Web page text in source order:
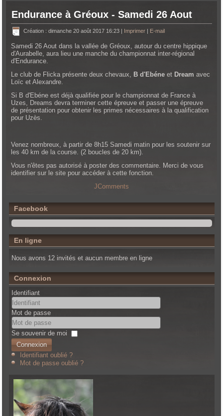
Endurance à Gréoux - Samedi 26 Aout
Création : dimanche 20 août 2017 16:23 | Imprimer | E-mail
Samedi 26 Aout dans la vallée de Gréoux, autour du centre hippique
d'Aurabelle, aura lieu une manche du championnat inter-régional
d'Endurance.
Le club de Flicka présente deux chevaux, B d'Ebéne et Dream avec
Loïc et Alexandre.
Si B d'Ebéne est déjà qualifiée pour le championnat de France à
Uzes, Dreams devra terminer cette épreuve et passer une épreuve
de présentation pour obtenir les primes nécessaires à la qualification
pour Uzès.
Venez nombreux, à partir de 8h15 Samedi matin pour les soutenir sur
les 40 km de la course. (2 boucles de 20 km).
Vous n'êtes pas autorisé à poster des commentaire. Merci de vous
identifier sur le site pour accéder à cette fonction.
JComments
Facebook
En ligne
Nous avons 12 invités et aucun membre en ligne
Connexion
Identifiant
Mot de passe
Se souvenir de moi
Connexion
Identifiant oublié ?
Mot de passe oublié ?